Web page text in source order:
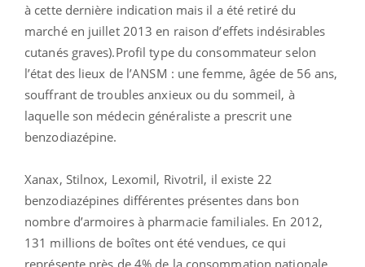
à cette dernière indication mais il a été retiré du
marché en juillet 2013 en raison d’effets indésirables
cutanés graves).Profil type du consommateur selon
l’état des lieux de l’ANSM : une femme, âgée de 56 ans,
souffrant de troubles anxieux ou du sommeil, à
laquelle son médecin généraliste a prescrit une
benzodiazépine.
Xanax, Stilnox, Lexomil, Rivotril, il existe 22
benzodiazépines différentes présentes dans bon
nombre d’armoires à pharmacie familiales. En 2012,
131 millions de boîtes ont été vendues, ce qui
représente près de 4% de la consommation nationale